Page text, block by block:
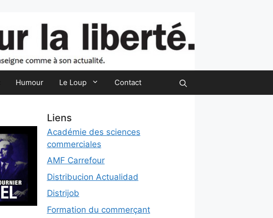
Humour Le Loup Contact
Liens
Académie des sciences
commerciales
AMF Carrefour
Distribucion Actualidad
Distrijob
Formation du commerçant